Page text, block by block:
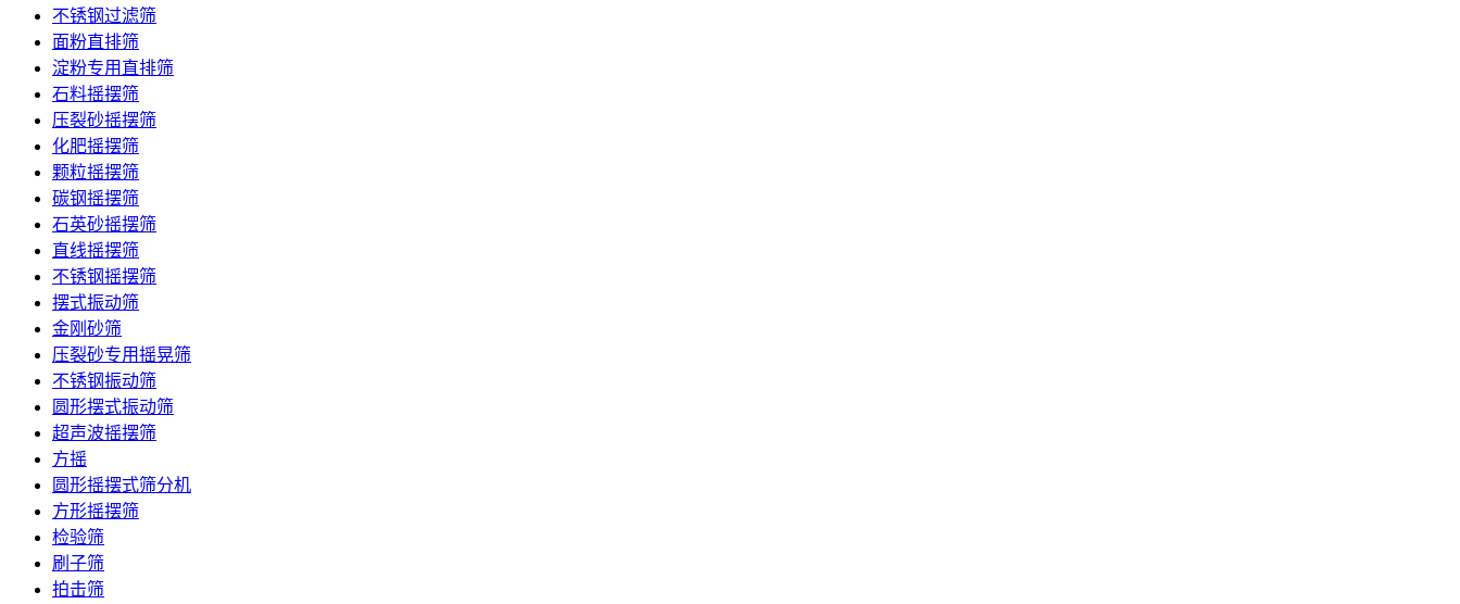
不锈钢过滤筛
面粉直排筛
淀粉专用直排筛
石料摇摆筛
压裂砂摇摆筛
化肥摇摆筛
颗粒摇摆筛
碳钢摇摆筛
石英砂摇摆筛
直线摇摆筛
不锈钢摇摆筛
摆式振动筛
金刚砂筛
压裂砂专用摇晃筛
不锈钢振动筛
圆形摆式振动筛
超声波摇摆筛
方摇
圆形摇摆式筛分机
方形摇摆筛
检验筛
刷子筛
拍击筛